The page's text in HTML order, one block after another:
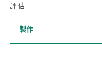
評 估
製作